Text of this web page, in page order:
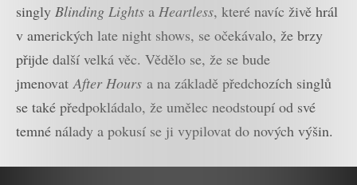
singly Blinding Lights a Heartless, které navíc živě hrál
v amerických late night shows, se očekávalo, že brzy
přijde další velká věc. Vědělo se, že se bude
jmenovatAfter Hours a na základě předchozích singlů
se také předpokládalo, že umělec neodstoupí od své
temné nálady a pokusí se ji vypilovat do nových výšin.